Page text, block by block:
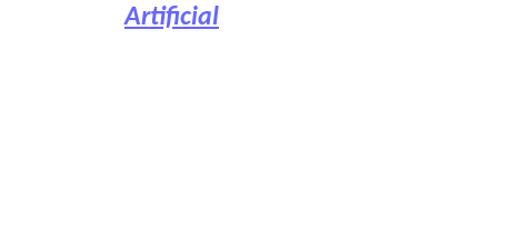
Artificial